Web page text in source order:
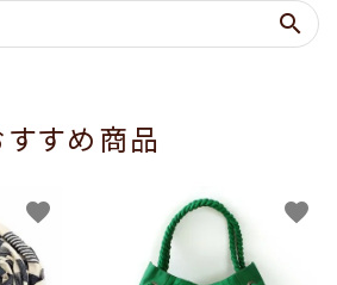
search
すすめ商品
favorite favorite